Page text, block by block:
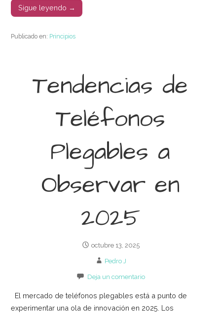
Sigue leyendo →
Publicado en: Principios
Tendencias de
Teléfonos
Plegables a
Observar en
2025
octubre 13, 2025
Pedro J
Deja un comentario
El mercado de teléfonos plegables está a punto de
experimentar una ola de innovación en 2025. Los